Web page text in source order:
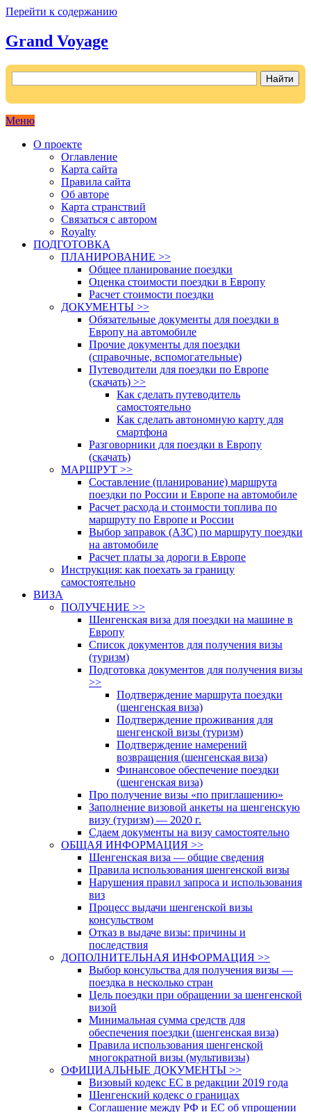
Перейти к содержанию
Grand Voyage
Меню
О проекте
Оглавление
Карта сайта
Правила сайта
Об авторе
Карта странствий
Связаться с автором
Royalty
ПОДГОТОВКА
ПЛАНИРОВАНИЕ >>
Общее планирование поездки
Оценка стоимости поездки в Европу
Расчет стоимости поездки
ДОКУМЕНТЫ >>
Обязательные документы для поездки в
Европу на автомобиле
Прочие документы для поездки
(справочные, вспомогательные)
Путеводители для поездки по Европе
(скачать) >>
Как сделать путеводитель
самостоятельно
Как сделать автономную карту для
смартфона
Разговорники для поездки в Европу
(скачать)
МАРШРУТ >>
Составление (планирование) маршрута
поездки по России и Европе на автомобиле
Расчет расхода и стоимости топлива по
маршруту по Европе и России
Выбор заправок (АЗС) по маршруту поездки
на автомобиле
Расчет платы за дороги в Европе
Инструкция: как поехать за границу
самостоятельно
ВИЗА
ПОЛУЧЕНИЕ >>
Шенгенская виза для поездки на машине в
Европу
Список документов для получения визы
(туризм)
Подготовка документов для получения визы
>>
Подтверждение маршрута поездки
(шенгенская виза)
Подтверждение проживания для
шенгенской визы (туризм)
Подтверждение намерений
возвращения (шенгенская виза)
Финансовое обеспечение поездки
(шенгенская виза)
Про получение визы «по приглашению»
Заполнение визовой анкеты на шенгенскую
визу (туризм) — 2020 г.
Сдаем документы на визу самостоятельно
ОБЩАЯ ИНФОРМАЦИЯ >>
Шенгенская виза — общие сведения
Правила использования шенгенской визы
Нарушения правил запроса и использования
виз
Процесс выдачи шенгенской визы
консульством
Отказ в выдаче визы: причины и
последствия
ДОПОЛНИТЕЛЬНАЯ ИНФОРМАЦИЯ >>
Выбор консульства для получения визы —
поездка в несколько стран
Цель поездки при обращении за шенгенской
визой
Минимальная сумма средств для
обеспечения поездки (шенгенская виза)
Правила использования шенгенской
многократной визы (мультивизы)
ОФИЦИАЛЬНЫЕ ДОКУМЕНТЫ >>
Визовый кодекс ЕС в редакции 2019 года
Шенгенский кодекс о границах
Соглашение между РФ и ЕС об упрощении